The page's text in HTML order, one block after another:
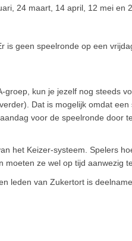
24 maart, 14 april, 12 mei en
is geen speelronde op een
groep, kun je jezelf nog steeds
Dat is mogelijk omdat
voor de speelronde door
het Keizer-systeem. Spelers
ze wel op tijd aanwezig
leden van Zukertort is